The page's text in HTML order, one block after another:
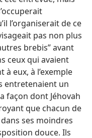
l’organiserait de ce
pas non plus
brebis” avant
ceux qui avaient
à eux, à l’exemple
entretenaient un
façon dont Jéhovah
que chacun de
ses moindres
douce. Ils